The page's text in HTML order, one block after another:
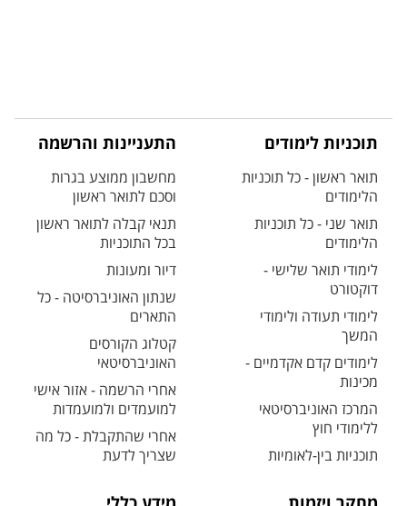
תוכניות לימודים
תואר ראשון - כל תוכניות
הלימודים
תואר שני - כל תוכניות
הלימודים
לימודי תואר שלישי -
דוקטורט
לימודי תעודה ולימודי
המשך
לימודים קדם אקדמיים -
מכינות
המרכז האוניברסיטאי
ללימודי חוץ
תוכניות בין-לאומיות
התעניינות והרשמה
מחשבון ממוצע בגרות
וסכם לתואר ראשון
תנאי קבלה לתואר ראשון
בכל התוכניות
דיור ומעונות
שנתון האוניברסיטה - כל
התארים
קטלוג הקורסים
האוניברסיטאי
אחרי הרשמה - אזור אישי
למועמדים ולמועמדות
אחרי שהתקבלת - כל מה
שצריך לדעת